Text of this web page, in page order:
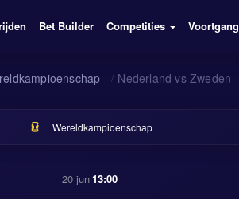
Bet Builder Competities Voortgang
/ Nederland vs Zweden
Wereldkampioenschap
20 jun13:00